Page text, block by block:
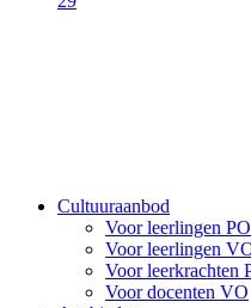
Cultuuraanbod
Voor leerlingen PO
Voor leerlingen
Voor leerkrachten
Voor docenten VO